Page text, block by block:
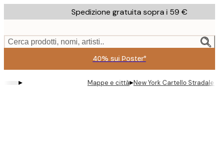
to
content.
Spedizione gratuita sopra i 59 €
Cerca prodotti, nomi, artisti..
40% sui Poster*
▸ Mappe e città▸New York Cartello Stradale